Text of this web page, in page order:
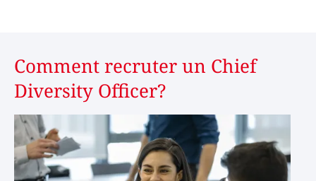
Comment recruter un Chief
Diversity Officer?
Image